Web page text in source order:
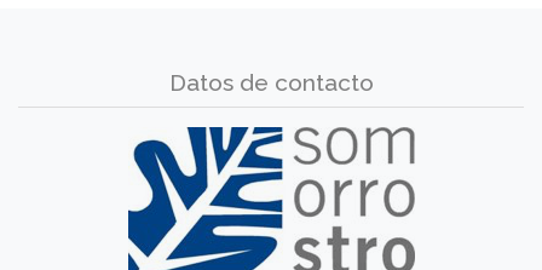
Datos de contacto